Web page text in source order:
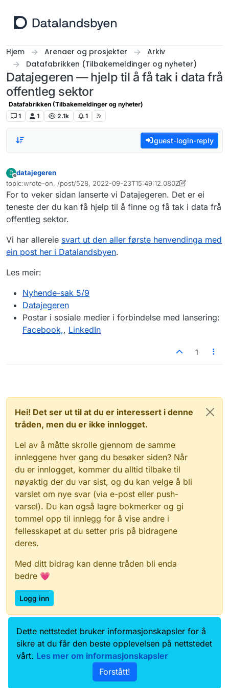
Hjem Arenaer og prosjekter
Arkiv
Datafabrikken (Tilbakemeldinger og nyheter)
Datajegeren — hjelp til å få tak i data frå
offentleg sektor
Datafabrikken (Tilbakemeldinger og nyheter)
1
1 2.1k 1
guest-login-reply
D
Frakoblet
datajegeren
topic:wrote-on, /post/528, 2022-09-23T15:49:12.080Z
Sist endret av christiane.andrea.frohlich
For to veker sidan lanserte vi Datajegeren. Det er ei
teneste der du kan få hjelp til å finne og få tak i data frå
offentleg sektor.
Vi har allereie svart ut den aller første henvendinga med
ein post her i Datalandsbyen.
Les meir:
Nyhende-sak 5/9
Datajegeren
Postar i sosiale medier i forbindelse med lansering:
Facebook,, LinkedIn
1
Hei! Det ser ut til at du er interessert i denne
tråden, men du er ikke innlogget.
Lei av å måtte skrolle gjennom de samme
innleggene hver gang du besøker siden? Når
du er innlogget, kommer du alltid tilbake til
nøyaktig der du var sist, og du kan velge å bli
varslet om nye svar (via e-post eller push-
varsel). Du kan også lagre bokmerker og gi
tommel opp til innlegg for å vise andre i
fellesskapet at du setter pris på bidragene
deres.
Med ditt bidrag kan denne tråden bli enda
bedre 💗
Logg inn
Data.norge.no
Kontakt oss
Samtykke og brukervilkår
Tilgjengelighetserklæring
Personvernerklæring
Dette nettstedet bruker informasjonskapsler for å
sikre at du får den beste opplevelsen på nettstedet
vårt. Les mer om informasjonskapsler
Forstått!